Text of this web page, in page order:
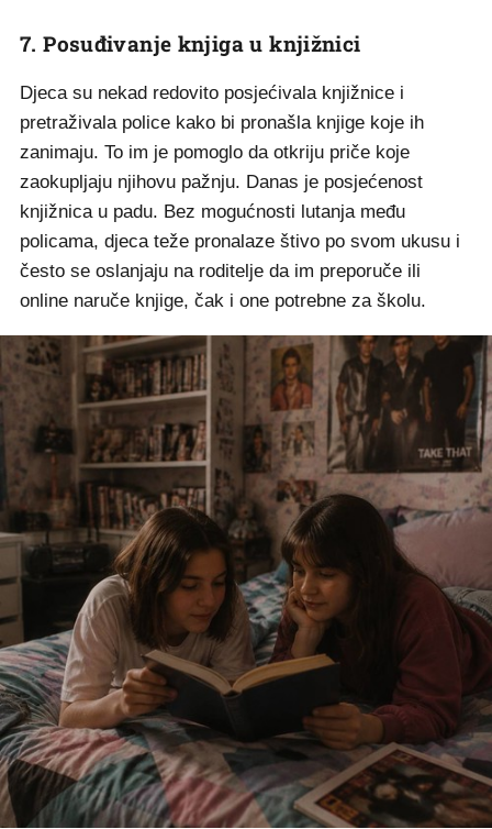
7. Posuđivanje knjiga u knjižnici
Djeca su nekad redovito posjećivala knjižnice i
pretraživala police kako bi pronašla knjige koje ih
zanimaju. To im je pomoglo da otkriju priče koje
zaokupljaju njihovu pažnju. Danas je posjećenost
knjižnica u padu. Bez mogućnosti lutanja među
policama, djeca teže pronalaze štivo po svom ukusu i
često se oslanjaju na roditelje da im preporuče ili
online naruče knjige, čak i one potrebne za školu.